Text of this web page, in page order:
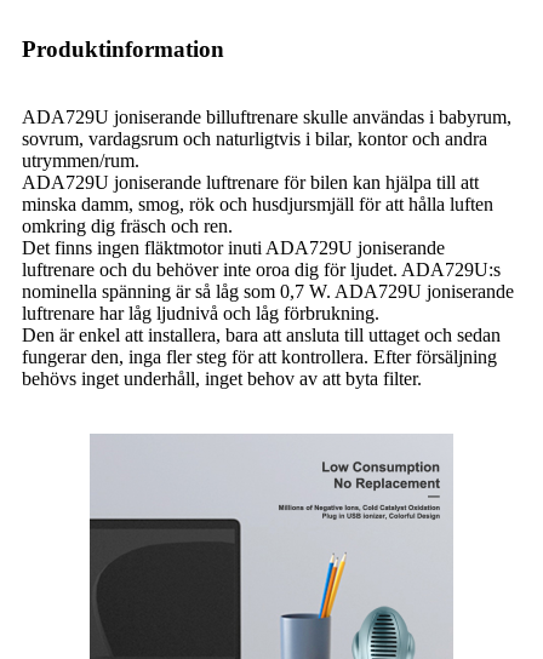
Produktinformation
ADA729U joniserande billuftrenare skulle användas i babyrum,
sovrum, vardagsrum och naturligtvis i bilar, kontor och andra
utrymmen/rum.
ADA729U joniserande luftrenare för bilen kan hjälpa till att
minska damm, smog, rök och husdjursmjäll för att hålla luften
omkring dig fräsch och ren.
Det finns ingen fläktmotor inuti ADA729U joniserande
luftrenare och du behöver inte oroa dig för ljudet. ADA729U:s
nominella spänning är så låg som 0,7 W. ADA729U joniserande
luftrenare har låg ljudnivå och låg förbrukning.
Den är enkel att installera, bara att ansluta till uttaget och sedan
fungerar den, inga fler steg för att kontrollera. Efter försäljning
behövs inget underhåll, inget behov av att byta filter.